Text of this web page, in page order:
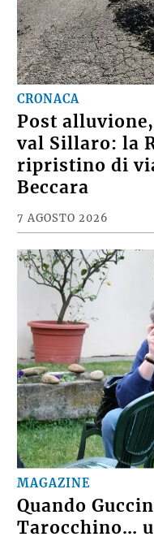
CRONACA
Post
val Sillaro: la
ripristino di
Beccara
7 AGOSTO 2026
MAGAZINE
Quando
Tarocchino…